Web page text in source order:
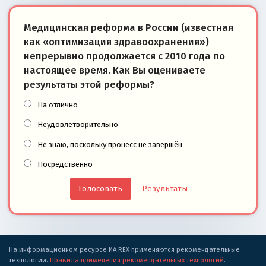
Медицинская реформа в России (известная
как «оптимизация здравоохранения»)
непрерывно продолжается с 2010 года по
настоящее время. Как Вы оцениваете
результаты этой реформы?
На отлично
Неудовлетворительно
Не знаю, поскольку процесс не завершён
Посредственно
Результаты
На информационном ресурсе ИА REX применяются рекомендательные
технологии. Правила применения рекомендательных технологий.